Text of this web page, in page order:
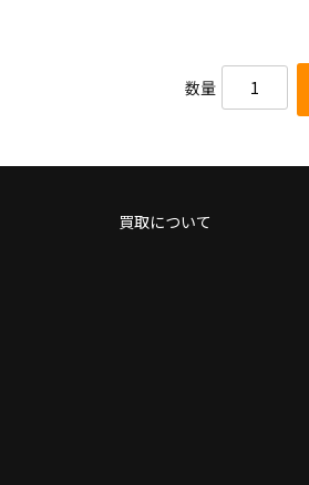
数量
買取について